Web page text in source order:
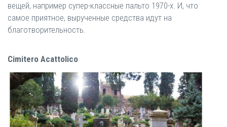
вещей, например супер-классные пальто 1970-х. И, что
самое приятное, вырученные средства идут на
благотворительность.
Cimitero Acattolico